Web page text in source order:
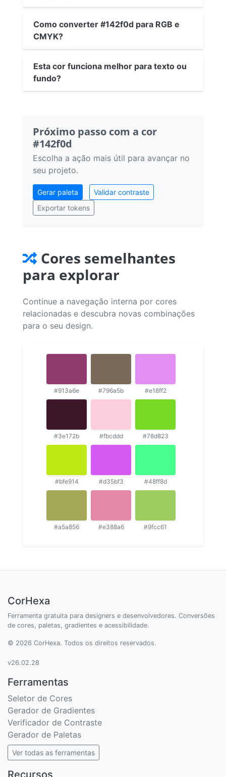
Como converter #142f0d para RGB e
CMYK?
Esta cor funciona melhor para texto ou
fundo?
Próximo passo com a cor
#142f0d
Escolha a ação mais útil para avançar no
seu projeto.
Gerar paleta
Validar contraste
Exportar tokens
Cores semelhantes
para explorar
Continue a navegação interna por cores
relacionadas e descubra novas combinações
para o seu design.
#913a6e #796a5b #e18ff2
#3e172b #fbcddd #78d823
#bfe914 #d35bf3 #48ff8d
#a5a856 #e388a6 #9fcc61
CorHexa
Ferramenta gratuita para designers e desenvolvedores. Conversões
de cores, paletas, gradientes e acessibilidade.
© 2026 CorHexa. Todos os direitos reservados.
v26.02.28
Ferramentas
Seletor de Cores
Gerador de Gradientes
Verificador de Contraste
Gerador de Paletas
Ver todas as ferramentas
Recursos